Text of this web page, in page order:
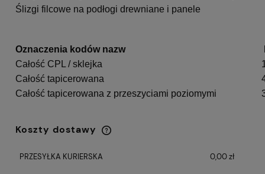
Ślizgi filcowe na podłogi drewniane i panele
Oznaczenia kodów nazw
Całość CPL / sklejka
Całość tapicerowana
Całość tapicerowana z przeszyciami poziomymi
Koszty dostawy
Cena nie zawiera ewentualnych kosztów
PRZESYŁKA KURIERSKA
0,00 zł